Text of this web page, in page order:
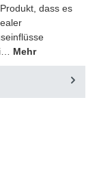
dass es
Mehr